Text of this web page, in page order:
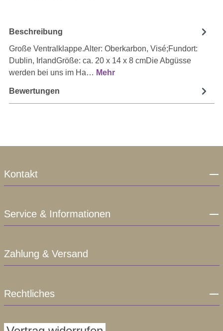
Beschreibung
Große Ventralklappe.Alter: Oberkarbon, Visé;Fundort:
Dublin, IrlandGröße: ca. 20 x 14 x 8 cmDie Abgüsse
werden bei uns im Ha… Mehr
Bewertungen
Kontakt
Service & Informationen
Zahlung & Versand
Rechtliches